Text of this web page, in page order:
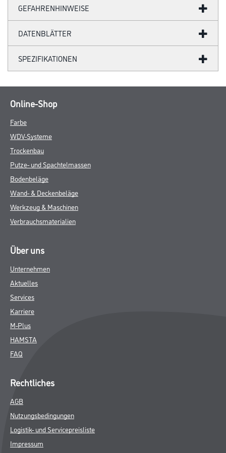
GEFAHRENHINWEISE
DATENBLÄTTER
SPEZIFIKATIONEN
Online-Shop
Farbe
WDV-Systeme
Trockenbau
Putze- und Spachtelmassen
Bodenbeläge
Wand- & Deckenbeläge
Werkzeug & Maschinen
Verbrauchsmaterialien
Über uns
Unternehmen
Aktuelles
Services
Karriere
M-Plus
HAMSTA
FAQ
Rechtliches
AGB
Nutzungsbedingungen
Logistik- und Servicepreisliste
Impressum